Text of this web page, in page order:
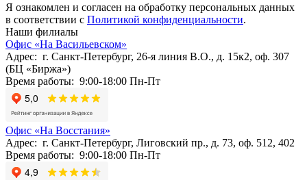
Я ознакомлен и согласен на обработку персональных данных
в соответствии с Политикой конфиденциальности.
Наши филиалы
Офис «На Васильевском»
Адрес: г. Санкт-Петербург, 26-я линия В.О., д. 15к2, оф. 307
(БЦ «Биржа»)
Время работы: 9:00-18:00 Пн-Пт
Офис «На Восстания»
Адрес: г. Санкт-Петербург, Лиговский пр., д. 73, оф. 512, 402
Время работы: 9:00-18:00 Пн-Пт